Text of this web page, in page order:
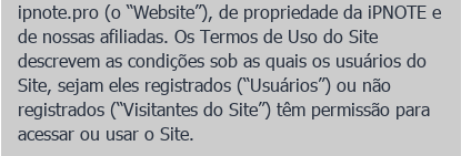
ipnote.pro (o “Website”), de propriedade da iPNOTE e
de nossas afiliadas. Os Termos de Uso do Site
descrevem as condições sob as quais os usuários do
Site, sejam eles registrados (“Usuários”) ou não
registrados (“Visitantes do Site”) têm permissão para
acessar ou usar o Site.